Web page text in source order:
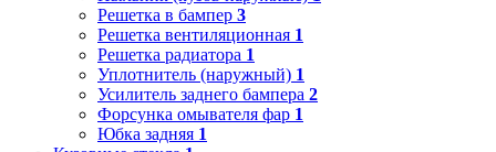
Решетка в бампер 3
Решетка вентиляционная 1
Решетка радиатора 1
Уплотнитель (наружный) 1
Усилитель заднего бампера 2
Форсунка омывателя фар 1
Юбка задняя 1